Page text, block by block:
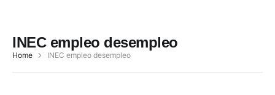
INEC empleo desempleo
Home INEC empleo desempleo